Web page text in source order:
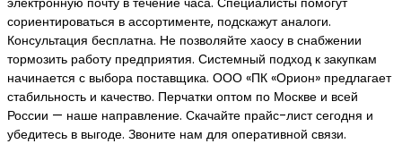
сориентироваться в ассортименте, подскажут аналоги.
Консультация бесплатна. Не позволяйте хаосу в снабжении
тормозить работу предприятия. Системный подход к закупкам
начинается с выбора поставщика. ООО «ПК «Орион» предлагает
стабильность и качество. Перчатки оптом по Москве и всей
России — наше направление. Скачайте прайс-лист сегодня и
убедитесь в выгоде. Звоните нам для оперативной связи.